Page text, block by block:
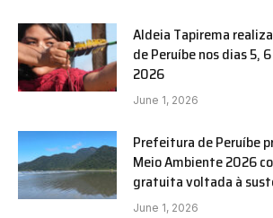
Aldeia Tapirema
de Peruíbe nos dias 5,
2026
June 1, 2026
Prefeitura de Peruíbe
Meio Ambiente 2026
gratuita voltada à
June 1, 2026